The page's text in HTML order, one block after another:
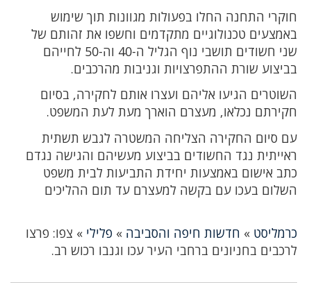
חוקרי התחנה החלו בפעולות מגוונות תוך שימוש
באמצעים טכנולוגיים מתקדמים וחשפו את זהותם של
שני חשודים תושבי נוף הגליל ה-40 וה-50 לחייהם
בביצוע שורת ההתפרצויות וגניבות מהרכבים.
השוטרים הגיעו אליהם ועצרו אותם לחקירה, בסיום
חקירתם נכלאו, מעצרם הוארך מעת לעת המשפט.
עם סיום החקירה הצליחה המשטרה לגבש תשתית
ראייתית נגד החשודים בביצוע מעשיהם והגישה נגדם
כתב אישום באמצעות יחידת התביעות לבית משפט
השלום בעכו עם בקשה למעצרם עד תום ההליכים
כרמליסט » חדשות חיפה והסביבה » פלילי » צפו: פרצו
לרכבים בחניונים ברחבי העיר עכו וגנבו רכוש רב.